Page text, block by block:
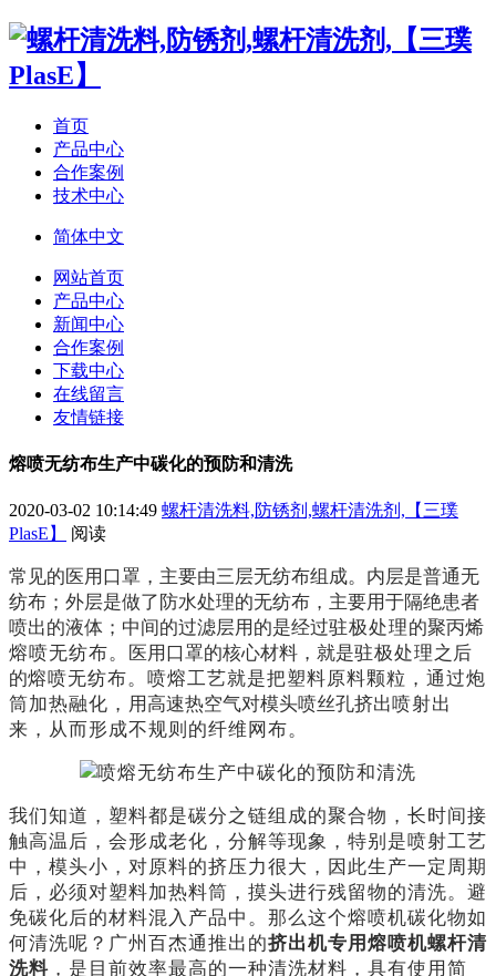
首页
产品中心
合作案例
技术中心
简体中文
网站首页
产品中心
新闻中心
合作案例
下载中心
在线留言
友情链接
熔喷无纺布生产中碳化的预防和清洗
2020-03-02 10:14:49 螺杆清洗料,防锈剂,螺杆清洗剂,【三璞
PlasE】
阅读
常见的医用口罩，主要由三层无纺布组成。内层是普通无
纺布；外层是做了防水处理的无纺布，主要用于隔绝患者
喷出的液体；中间的过滤层用的是经过驻极处理的聚丙烯
熔喷无纺布。 医用口罩的核心材料，就是驻极处理之后
的熔喷无纺布。喷熔工艺就是把塑料原料颗粒，通过炮
筒加热融化， 用高速热空气对模头喷丝孔挤出喷射出
来，从而形成不规则的纤维网布。
我们知道，塑料都是碳分之链组成的聚合物，长时间接
触高温后，会形成老化，分解等现象，特别是喷射工艺
中，模头小，对原料的挤压力很大，因此生产一定周期
后，必须对塑料加热料筒，摸头进行残留物的清洗。避
免碳化后的材料混入产品中。那么这个熔喷机碳化物如
何清洗呢？ 广州百杰通推出的挤出机专用熔喷机螺杆清
洗料 ，是目前效率最高的一种清洗材料，具有使用简